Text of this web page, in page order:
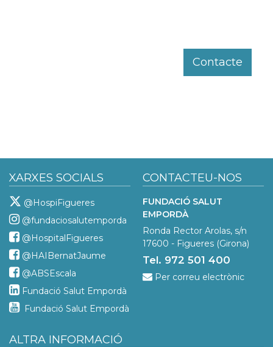
Contacte
XARXES SOCIALS
@HospiFigueres
@fundaciosalutemporda
@HospitalFigueres
@HAIBernatJaume
@ABSEscala
Fundació Salut Empordà
Fundació Salut Empordà
CONTACTEU-NOS
FUNDACIÓ SALUT
EMPORDÀ
Ronda Rector Arolas, s/n
17600 - Figueres (Girona)
Tel. 972 501 400
Per correu electrònic
ALTRA INFORMACIÓ